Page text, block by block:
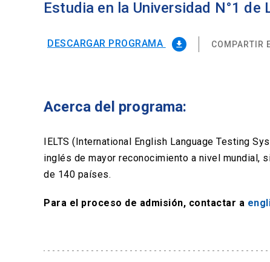
Estudia en la Universidad N°1 de
DESCARGAR PROGRAMA file_download COMPARTIR
Acerca del programa:
IELTS (International English Language Testing
inglés de mayor reconocimiento a nivel mundial,
de 140 países.
Para el proceso de admisión, contactar a